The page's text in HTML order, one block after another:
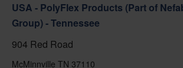
USA - PolyFlex Products (Part of
Group) - Tennessee
904 Red Road
McMinnville TN 37110